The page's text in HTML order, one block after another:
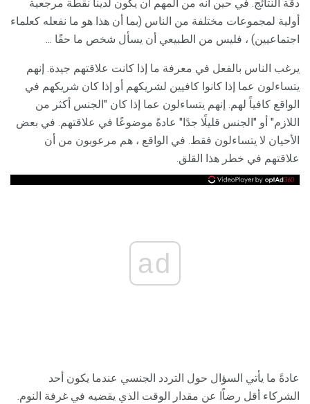
دقة النتائج. في حين أنه من المهم أن يكون لدينا نقطة مرجعية
أولية لمجموعات مختلفة من الناس (بما أن هذا هو ما نفعله كعلماء
اجتماعيين) ، فليس من الطبيعي أن يسأل شخص ما حقًا ...
يرغب الناس بالفعل في معرفة ما إذا كانت علاقتهم جيدة. إنهم
يتساءلون عما إذا كانوا كافيين لشريكهم أو إذا كان شريكهم في
الواقع كافياً لهم. إنهم يتساءلون عما إذا كان "الجنس أكثر من
اللازم" أو "الجنس قليلًا جدًا" عادةً موضوعًا في علاقتهم. في بعض
الأحيان لا يتساءلون فقط. في الواقع ، هم مرعوبون من أن
علاقتهم في خطر هذا القلق.
ad
عادةً ما يأتي السؤال حول التردد الجنسي عندما يكون أحد
الشركاء أقل رضاًا عن مقدار الوقت الذي يقضيه في غرفة النوم.